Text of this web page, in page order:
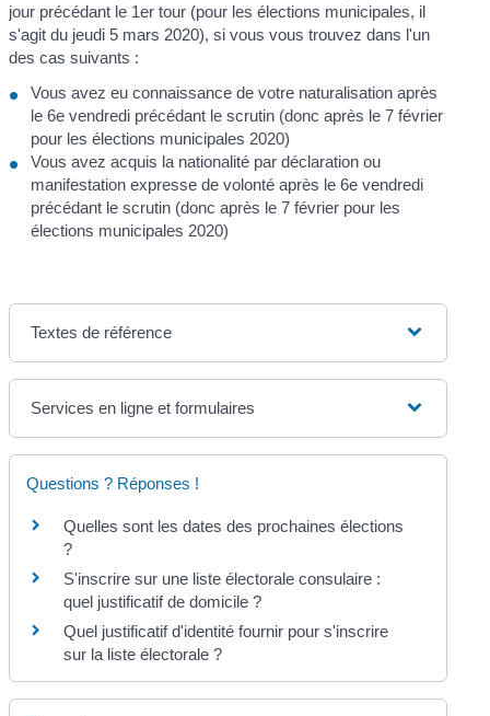
jour précédant le 1er tour (pour les élections municipales, il
s'agit du jeudi 5 mars 2020), si vous vous trouvez dans l'un
des cas suivants :
Vous avez eu connaissance de votre naturalisation après
le 6e vendredi précédant le scrutin (donc après le 7 février
pour les élections municipales 2020)
Vous avez acquis la nationalité par déclaration ou
manifestation expresse de volonté après le 6e vendredi
précédant le scrutin (donc après le 7 février pour les
élections municipales 2020)
Textes de référence
Services en ligne et formulaires
Questions ? Réponses !
Quelles sont les dates des prochaines élections
?
S'inscrire sur une liste électorale consulaire :
quel justificatif de domicile ?
Quel justificatif d'identité fournir pour s'inscrire
sur la liste électorale ?